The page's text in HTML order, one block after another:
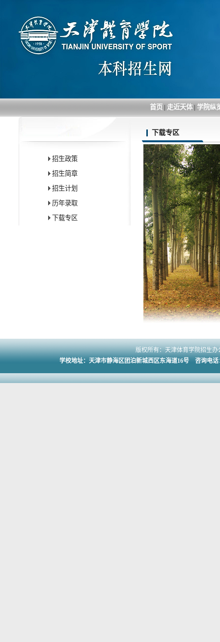
首页 | 走近天体 | 学院纵
招生政策
招生简章
招生计划
历年录取
下载专区
下载专区
版权所有：天津体育学院招生
学校地址：天津市静海区团泊新城西区东海道16号 咨询电话